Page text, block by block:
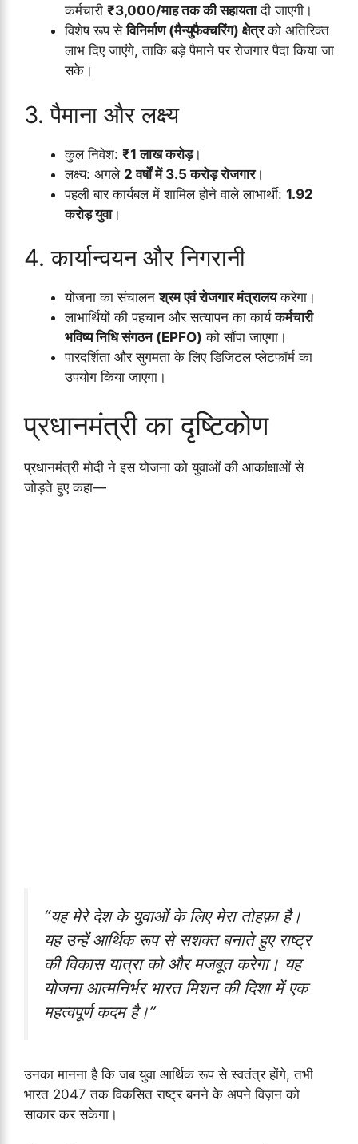
कर्मचारी ₹3,000/माह तक की सहायतादी जाएगी।
विशेष रूप सेविनिर्माण (मैन्युफैक्चरिंग) क्षेत्रको अतिरिक्त
लाभ दिए जाएंगे, ताकि बड़े पैमाने पर रोजगार पैदा किया जा
सके।
3. पैमाना और लक्ष्य
कुल निवेश: ₹1 लाख करोड़।
लक्ष्य: अगले 2 वर्षों में 3.5 करोड़ रोजगार।
पहली बार कार्यबल में शामिल होने वाले लाभार्थी: 1.92
करोड़ युवा।
4. कार्यान्वयन और निगरानी
योजना का संचालनश्रम एवं रोजगार मंत्रालयकरेगा।
लाभार्थियों की पहचान और सत्यापन का कार्यकर्मचारी
भविष्य निधि संगठन (EPFO) को सौंपा जाएगा।
पारदर्शिता और सुगमता के लिए डिजिटल प्लेटफॉर्म का
उपयोग किया जाएगा।
प्रधानमंत्री का दृष्टिकोण
प्रधानमंत्री मोदी ने इस योजना को युवाओं की आकांक्षाओं से
जोड़ते हुए कहा—
“यह मेरे देश के युवाओं के लिए मेरा तोहफ़ा है।
यह उन्हें आर्थिक रूप से सशक्त बनाते हुए राष्ट्र
की विकास यात्रा को और मजबूत करेगा। यह
योजना आत्मनिर्भर भारत मिशन की दिशा में एक
महत्वपूर्ण कदम है।”
उनका मानना है कि जब युवा आर्थिक रूप से स्वतंत्र होंगे, तभी
भारत 2047 तक विकसित राष्ट्र बनने के अपने विज़न को
साकार कर सकेगा।